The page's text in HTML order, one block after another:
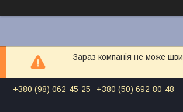
Зараз компанія не може
+380 (98) 062-45-25 +380 (50) 692-80-48